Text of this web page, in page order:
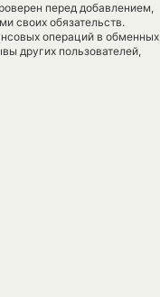
перед добавлением,
своих обязательств.
операций в обменных
других пользователей,